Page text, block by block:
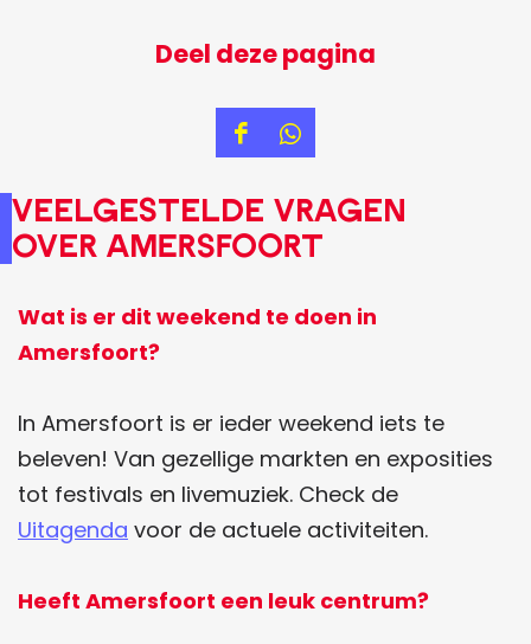
Deel deze pagina
D
e
l
e
p
a
g
i
a
D
e
l
e
p
a
g
i
a
Veelgestelde vragen
over Amersfoort
Wat is er dit weekend te doen in
Amersfoort?
In Amersfoort is er ieder weekend iets te
beleven! Van gezellige markten en exposities
tot festivals en livemuziek. Check de
Uitagenda voor de actuele activiteiten.
Heeft Amersfoort een leuk centrum?